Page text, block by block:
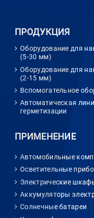
ПРОДУКЦИЯ
Оборудование для
(5-30 мм)
Оборудование для
(2-15 мм)
Вспомогательное
Автоматическая
герметизации
ПРИМЕНЕНИЕ
Автомобильные
Осветительные
Электрические
Аккумуляторы
Солнечные батареи